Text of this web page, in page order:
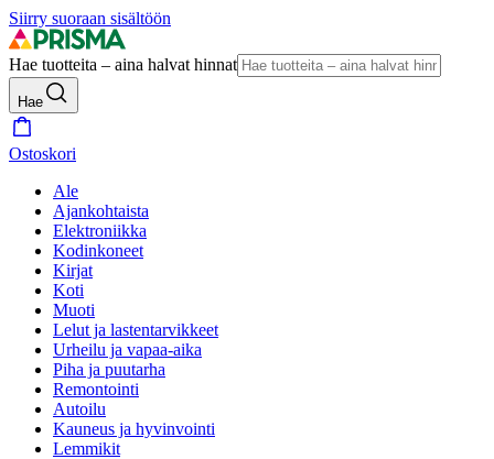
Siirry suoraan sisältöön
Hae tuotteita – aina halvat hinnat
Hae
Ostoskori
Ale
Ajankohtaista
Elektroniikka
Kodinkoneet
Kirjat
Koti
Muoti
Lelut ja lastentarvikkeet
Urheilu ja vapaa-aika
Piha ja puutarha
Remontointi
Autoilu
Kauneus ja hyvinvointi
Lemmikit